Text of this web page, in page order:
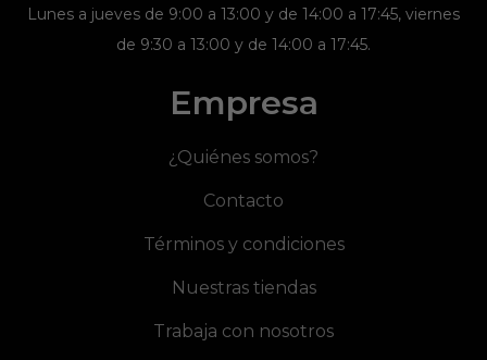
Lunes a jueves de 9:00 a 13:00 y de 14:00 a 17:45, viernes
de 9:30 a 13:00 y de 14:00 a 17:45.
Empresa
¿Quiénes somos?
Contacto
Términos y condiciones
Nuestras tiendas
Trabaja con nosotros